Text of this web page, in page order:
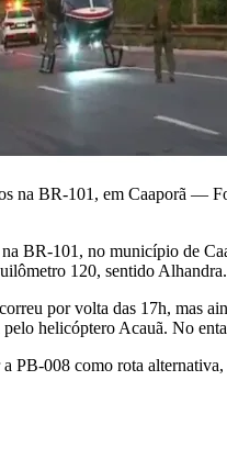
na BR-101, em Caaporã —
BR-101, no município de
120, sentido
por volta das 17h, mas
helicóptero Acauã. No
008 como rota